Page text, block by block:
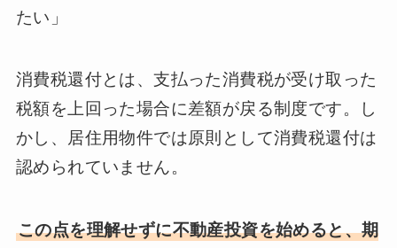
たい」
消費税還付とは、支払った消費税が受け取った
税額を上回った場合に差額が戻る制度です。し
かし、居住用物件では原則として消費税還付は
認められていません。
この点を理解せずに不動産投資を始めると、期